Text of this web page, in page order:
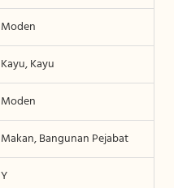
Moden
Kayu, Kayu
Moden
Makan, Bangunan Pejabat
Y